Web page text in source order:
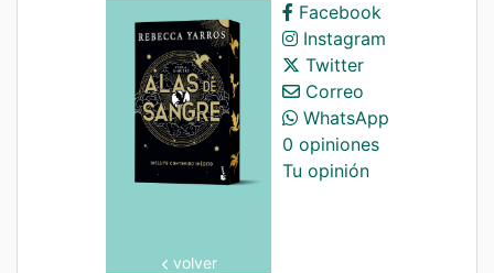
volver
Facebook
Instagram
Twitter
Correo
WhatsApp
0 opiniones
Tu opinión